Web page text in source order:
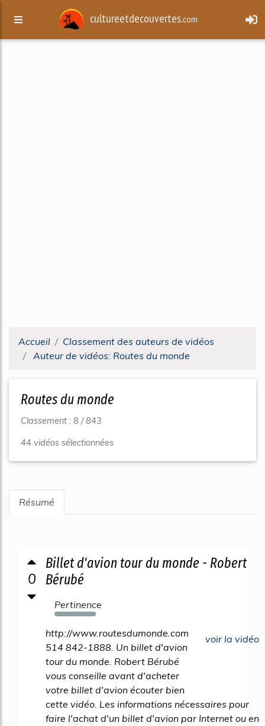
cultureetdecouvertes.com
Accueil
Classement des auteurs de vidéos
Auteur de vidéos: Routes du monde
Routes du monde
Classement : 8 / 843
44 vidéos sélectionnées
Résumé
0
Billet d'avion tour du monde - Robert
Bérubé
Pertinence
907%
voir la vidéo
http://www.routesdumonde.com
514 842-1888. Un billet d'avion
tour du monde. Robert Bérubé
vous conseille avant d'acheter
votre billet d'avion écouter bien
cette vidéo. Les informations nécessaires pour
faire l'achat d'un billet d'avion par Internet ou en